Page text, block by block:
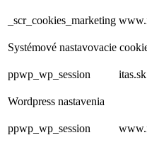
_scr_cookies_marketing
Systémové nastavovacie
ppwp_wp_session itas.sk
Wordpress nastavenia
ppwp_wp_session